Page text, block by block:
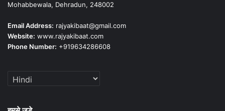
Mohabbewala, Dehradun, 248002
Email Address: rajyakibaat@gmail.com
Website: www.rajyakibaat.com
Phone Number: +919634286608